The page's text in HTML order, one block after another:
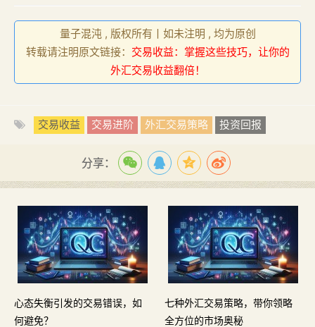
量子混沌 , 版权所有丨如未注明 , 均为原创
转载请注明原文链接： 交易收益：掌握这些技巧，让你的
外汇交易收益翻倍！
交易收益 交易进阶 外汇交易策略 投资回报
分享：
心态失衡引发的交易错误，如
何避免？
七种外汇交易策略，带你领略
全方位的市场奥秘